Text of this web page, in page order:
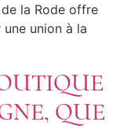
la Rode offre
union à la
QUE